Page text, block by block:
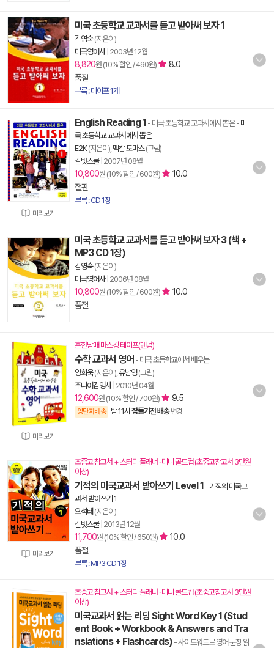
미국 초등학교 교과서를 듣고 받아써 보자 1
김영숙(지은이)
미국영어사| 2003년 12월
8,820원 (10% 할인 / 490원)
8.0
품절
부록 : 테이프 1개
미리보기
English Reading 1 - 미국 초등학교 교과서에서 뽑은- 미
국 초등학교 교과서에서 뽑은
E2K(지은이), 맥캅 토마스(그림)
길벗스쿨| 2007년 08월
10,800원 (10% 할인 / 600원)
10.0
절판
부록 : CD 1장
미국 초등학교 교과서를 듣고 받아써 보자 3 (책 +
MP3 CD 1장)
김영숙(지은이)
미국영어사| 2006년 08월
10,800원 (10% 할인 / 600원)
10.0
품절
미리보기
흔한남매 마스킹 테이프(랜덤)
수학 교과서 영어 - 미국 초등학교에서 배우는
양희욱(지은이), 유남영(그림)
주니어김영사| 2010년 04월
12,600원 (10% 할인 / 700원) 9.5
양탄자배송 밤 11시 잠들기전 배송 변경
미리보기
초중고 참고서 + 스터디 플래너 · 미니 콜드컵 (초중고참고서 3만원
이상)
기적의 미국교과서 받아쓰기 Level 1 -기적의 미국교
과서 받아쓰기 1
오석태 (지은이)
길벗스쿨| 2013년 12월
11,700원 (10% 할인 / 650원)
10.0
품절
부록 : MP3 CD 1장
초중고 참고서 + 스터디 플래너 · 미니 콜드컵 (초중고참고서 3만원
이상)
미국교과서 읽는 리딩 Sight Word Key 1 (Stud
ent Book + Workbook & Answers and Tra
nslations + Flashcards) - 사이트워드로 영어 문장 읽